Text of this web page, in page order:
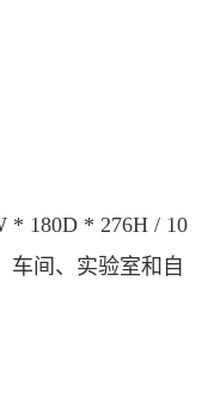
* 180D * 276H / 10
车间、实验室和自